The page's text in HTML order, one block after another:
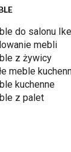
do salonu
mebli
z żywicy
meble
kuchenne
z palet